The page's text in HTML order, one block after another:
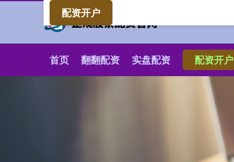
首页 翻翻配资 实盘配资 配资开户
配资开户